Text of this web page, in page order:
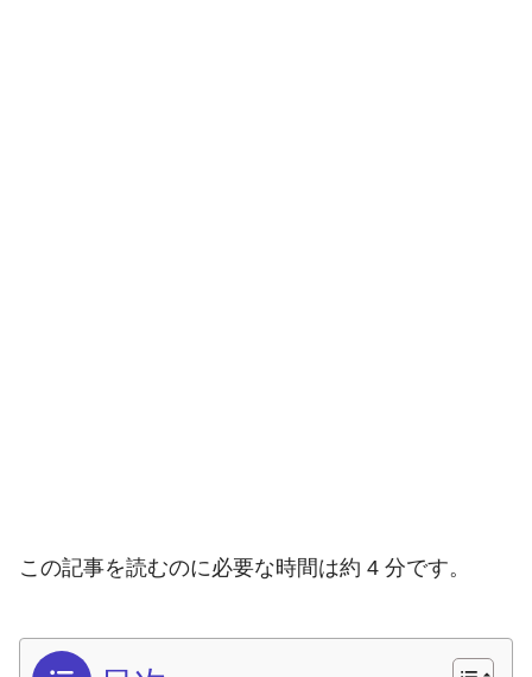
この記事を読むのに必要な時間は約 4 分です。